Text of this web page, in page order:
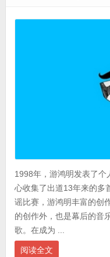
1998年，游鸿明发表了个
心收集了出道13年来的多
谣比赛，游鸿明丰富的创
的创作外，也是幕后的音
歌。在成为 ...
阅读全文